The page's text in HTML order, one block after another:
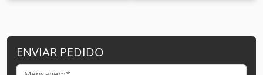
ENVIAR PEDIDO